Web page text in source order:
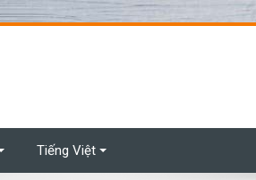
Tiếng Việt